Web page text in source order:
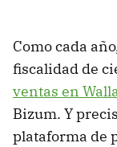
Como cada
fiscalidad de
ventas en
Bizum. Y
plataforma de